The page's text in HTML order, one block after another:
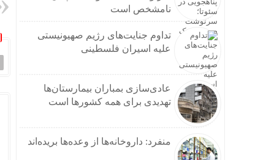
نامشخص است
تداوم جنایت‌های رژیم صهیونیستی
علیه اسیران فلسطینی
عادی‌سازی بمباران بیمارستان‌ها
تهدیدی برای همه کشورها است
منفرد: داروخانه‌ها از وعده‌ها بریده‌اند